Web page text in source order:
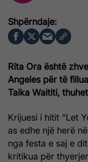
Rita Ora është
Angeles për të
Taika Waititi,
Krijuesi i hitit “Let
as edhe një herë
nga festa e saj e
kritikua për